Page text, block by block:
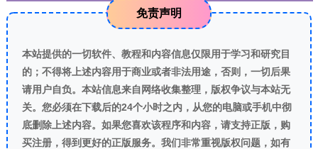
免责声明
本站提供的一切软件、教程和内容信息仅限用于学习和研究目
的；不得将上述内容用于商业或者非法用途，否则，一切后果
请用户自负。本站信息来自网络收集整理，版权争议与本站无
关。您必须在下载后的24个小时之内，从您的电脑或手机中彻
底删除上述内容。如果您喜欢该程序和内容，请支持正版，购
买注册，得到更好的正版服务。我们非常重视版权问题，如有